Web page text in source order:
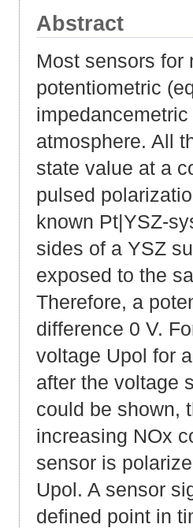
Abstract
Most sensors for
potentiometric
atmosphere. All
state value at a
pulsed
known Pt|YSZ-
sides of a YSZ
exposed to the
Therefore, a
difference 0 V.
voltage Upol for
after the voltage
could be shown,
increasing NOx
sensor is
Upol. A sensor
defined point in